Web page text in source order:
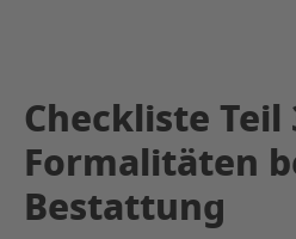
Checkliste Teil
Formalitäten
Bestattung